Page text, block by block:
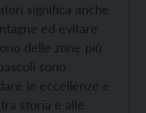
significa anche
ed evitare
delle zone più
sono
le eccellenze e
storia e alle